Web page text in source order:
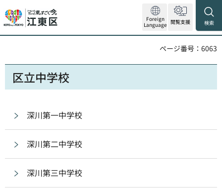
Foreign
Language 閲覧支援 検索
ページ番号：6063
区立中学校
深川第一中学校
深川第二中学校
深川第三中学校